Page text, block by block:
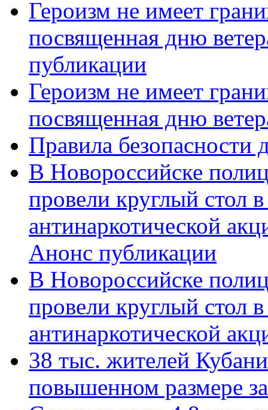
Героизм не имеет
посвященная дню
публикации
Героизм не имеет
посвященная дню
Правила безопасности
В Новороссийске
провели круглый стол
антинаркотической
Анонс публикации
В Новороссийске
провели круглый стол
антинаркотической
38 тыс. жителей
повышенном размере